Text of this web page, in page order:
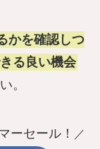
かを確認しつ
る良い機会
。
ーセール！ ／